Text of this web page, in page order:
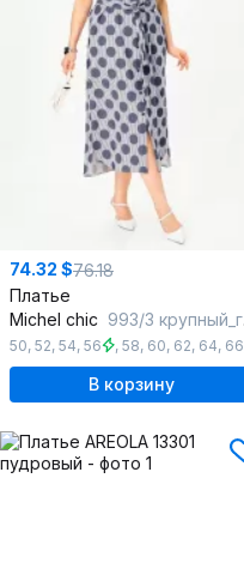
74.32 $76.18
Платье
Michel chic 993/3 крупный_горох
50, 52, 54, 56 , 58, 60, 62, 64, 66
В корзину